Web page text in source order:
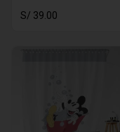
S/ 39.00